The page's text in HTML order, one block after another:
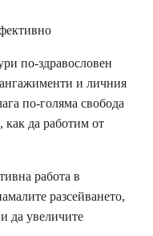
по-здравословен
и личния
по-голяма свобода
да работим от
работа в
разсейването,
да увеличите